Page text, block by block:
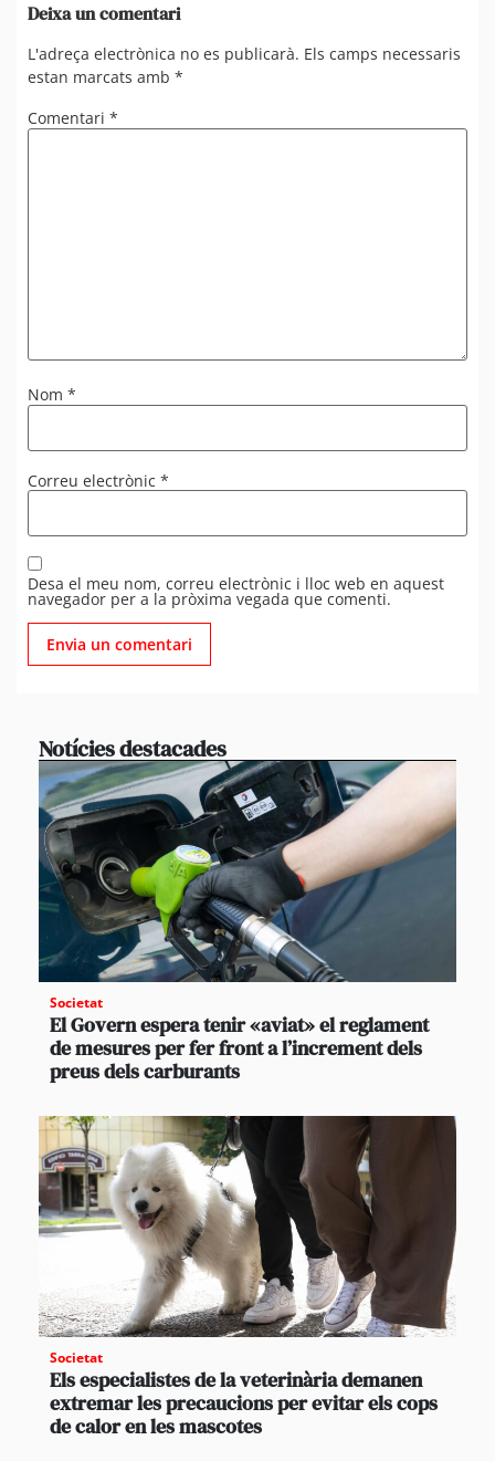
Deixa un comentari
L'adreça electrònica no es publicarà. Els camps necessaris
estan marcats amb *
Comentari *
Nom *
Correu electrònic *
Desa el meu nom, correu electrònic i lloc web en aquest
navegador per a la pròxima vegada que comenti.
Notícies destacades
Societat
El Govern espera tenir «aviat» el reglament
de mesures per fer front a l’increment dels
preus dels carburants
Societat
Els especialistes de la veterinària demanen
extremar les precaucions per evitar els cops
de calor en les mascotes